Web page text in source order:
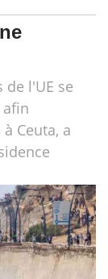
l'UE se
Ceuta, a